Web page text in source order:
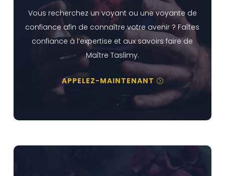
Vous recherchez un voyant ou une voyante de
confiance afin de connaître votre avenir ? Faîtes
confiance à l’expertise et aux savoirs faire de
Maître Taslimy.
APPELEZ-MAINTENANT